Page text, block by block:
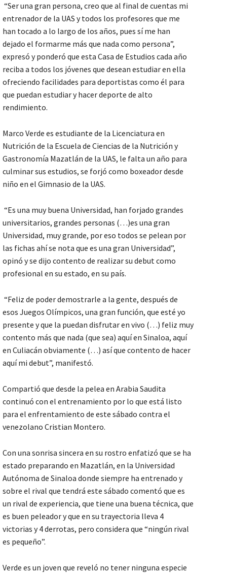
“Ser una gran persona, creo que al final de cuentas mi
entrenador de la UAS y todos los profesores que me
han tocado a lo largo de los años, pues sí me han
dejado el formarme más que nada como persona”,
expresó y ponderó que esta Casa de Estudios cada año
reciba a todos los jóvenes que desean estudiar en ella
ofreciendo facilidades para deportistas como él para
que puedan estudiar y hacer deporte de alto
rendimiento.
Marco Verde es estudiante de la Licenciatura en
Nutrición de la Escuela de Ciencias de la Nutrición y
Gastronomía Mazatlán de la UAS, le falta un año para
culminar sus estudios, se forjó como boxeador desde
niño en el Gimnasio de la UAS.
“Es una muy buena Universidad, han forjado grandes
universitarios, grandes personas (…)es una gran
Universidad, muy grande, por eso todos se pelean por
las fichas ahí se nota que es una gran Universidad”,
opinó y se dijo contento de realizar su debut como
profesional en su estado, en su país.
“Feliz de poder demostrarle a la gente, después de
esos Juegos Olímpicos, una gran función, que esté yo
presente y que la puedan disfrutar en vivo (…) feliz muy
contento más que nada (que sea) aquí en Sinaloa, aquí
en Culiacán obviamente (…) así que contento de hacer
aquí mi debut”, manifestó.
Compartió que desde la pelea en Arabia Saudita
continuó con el entrenamiento por lo que está listo
para el enfrentamiento de este sábado contra el
venezolano Cristian Montero.
Con una sonrisa sincera en su rostro enfatizó que se ha
estado preparando en Mazatlán, en la Universidad
Autónoma de Sinaloa donde siempre ha entrenado y
sobre el rival que tendrá este sábado comentó que es
un rival de experiencia, que tiene una buena técnica, que
es buen peleador y que en su trayectoria lleva 4
victorias y 4 derrotas, pero considera que “ningún rival
es pequeño”.
Verde es un joven que reveló no tener ninguna especie